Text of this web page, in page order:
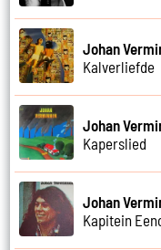
Johan
Kalverliefde
Johan
Kaperslied
Johan
Kapitein